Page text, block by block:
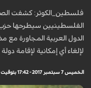
فلسطين_الكوثر: كشفت
الفلسطينيين سيطرحها حزب
الدول العربية المجاورة مع
لإلغاء أي إمكانية لإقامة
الخميس 7 سبتمبر 2017 - 17:42 بتوقيت مكة